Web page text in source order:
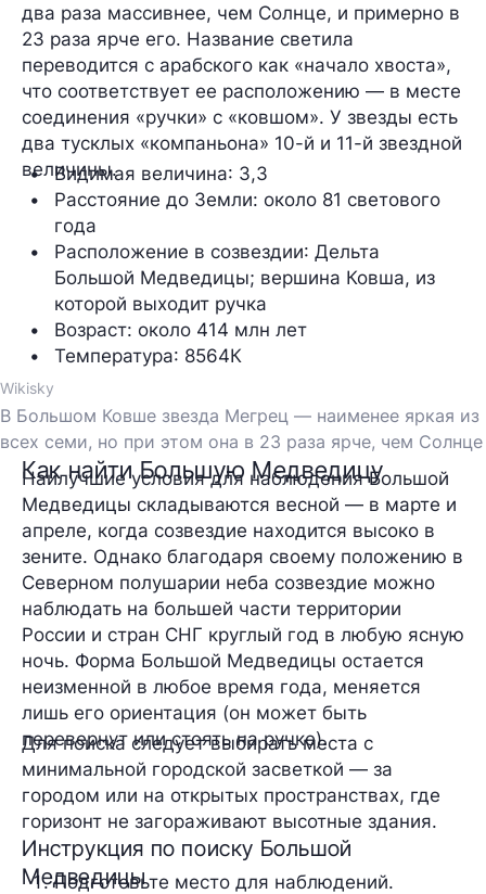
два раза массивнее, чем Солнце, и примерно в
23 раза ярче его. Название светила
переводится с арабского как «начало хвоста»,
что соответствует ее расположению — в месте
соединения «ручки» с «ковшом». У звезды есть
два тусклых «компаньона» 10-й и 11-й звездной
величины.
Видимая величина: 3,3
Расстояние до Земли: около 81 светового
года
Расположение в созвездии: Дельта
Большой Медведицы; вершина Ковша, из
которой выходит ручка
Возраст: около 414 млн лет
Температура: 8564К
Wikisky
В Большом Ковше звезда Мегрец — наименее яркая из
всех семи, но при этом она в 23 раза ярче, чем Солнце
Как найти Большую Медведицу
Наилучшие условия для наблюдения Большой
Медведицы складываются весной — в марте и
апреле, когда созвездие находится высоко в
зените. Однако благодаря своему положению в
Северном полушарии неба созвездие можно
наблюдать на большей части территории
России и стран СНГ круглый год в любую ясную
ночь. Форма Большой Медведицы остается
неизменной в любое время года, меняется
лишь его ориентация (он может быть
перевернут или стоять на ручке).
Для поиска следует выбирать места с
минимальной городской засветкой — за
городом или на открытых пространствах, где
горизонт не загораживают высотные здания.
Инструкция по поиску Большой
Медведицы
Подготовьте место для наблюдений.